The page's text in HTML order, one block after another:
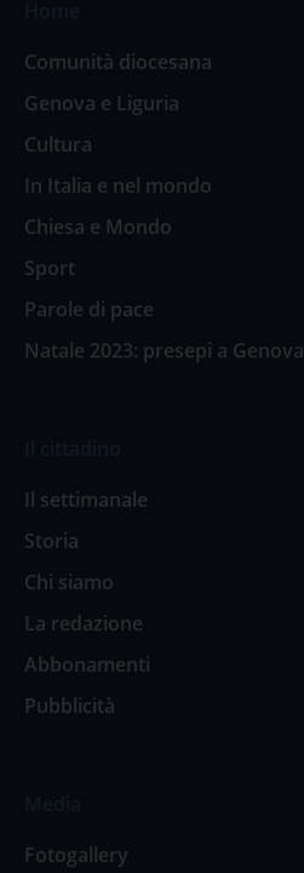
Comunità diocesana
Genova e Liguria
Cultura
In Italia e nel mondo
Chiesa e Mondo
Sport
Parole di pace
Natale 2023: presepi a Genova
Il settimanale
Storia
Chi siamo
La redazione
Abbonamenti
Pubblicità
Fotogallery